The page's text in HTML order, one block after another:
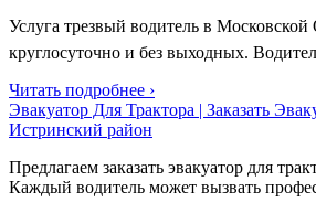
Услуга трезвый водитель в Московской
круглосуточно и без выходных.
Читать подробнее ›
Эвакуатор Для Трактора | Заказать
Истринский район
Предлагаем заказать эвакуатор для
Каждый водитель может вызвать